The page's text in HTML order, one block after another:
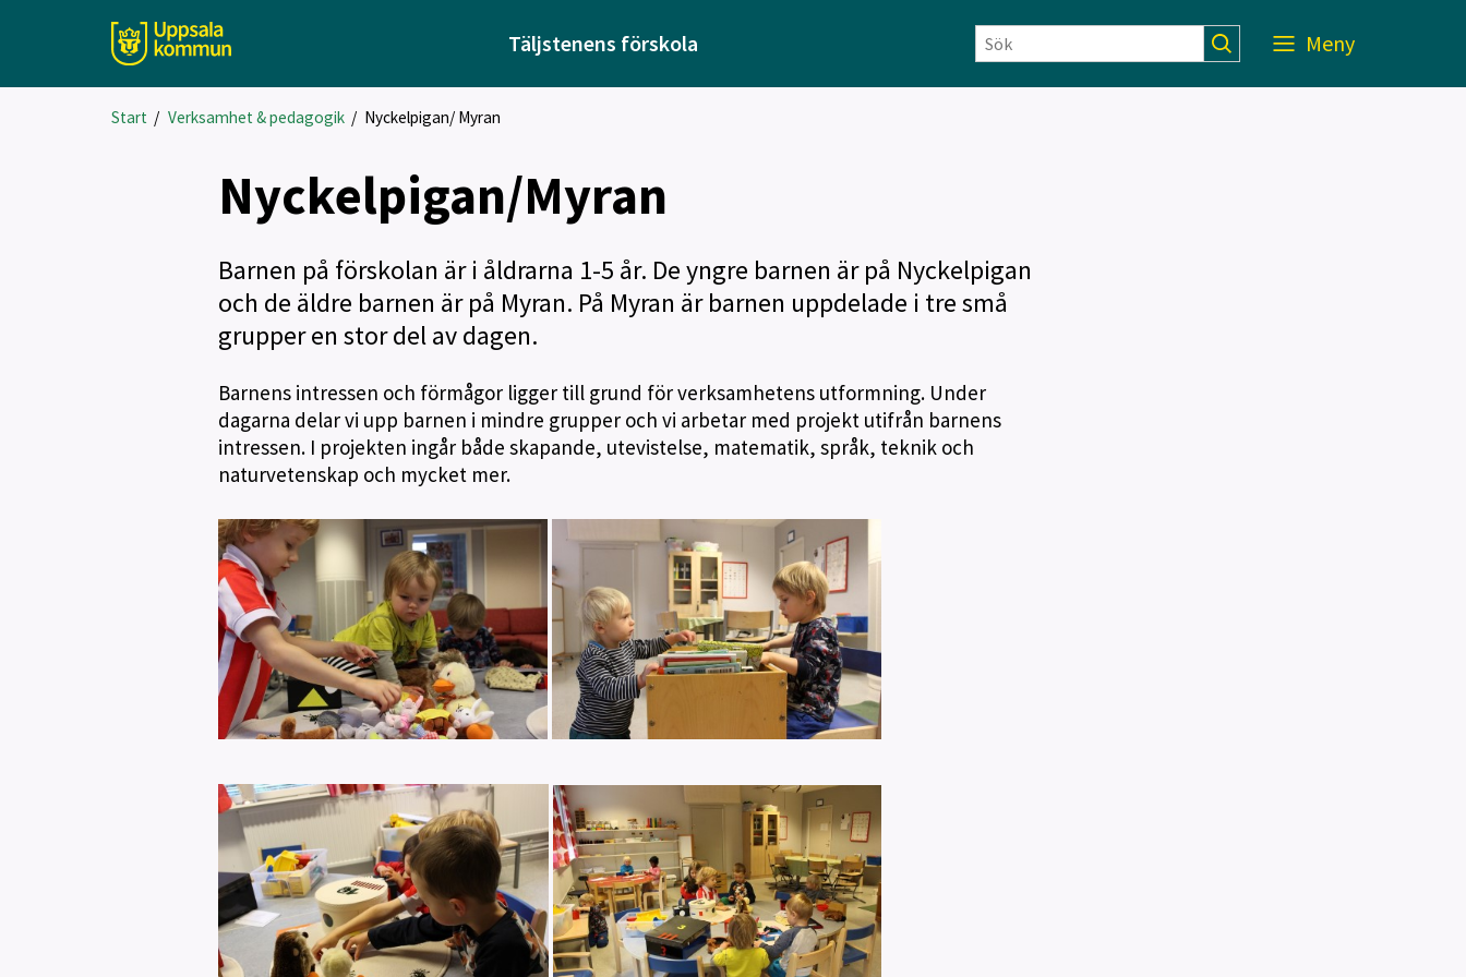
Täljstenens förskola Meny
Start / Verksamhet & pedagogik/ Nyckelpigan/ Myran
Nyckelpigan/Myran
Barnen på förskolan är i åldrarna 1-5 år. De yngre barnen är på Nyckelpigan
och de äldre barnen är på Myran. På Myran är barnen uppdelade i tre små
grupper en stor del av dagen.
Barnens intressen och förmågor ligger till grund för verksamhetens utformning. Under
dagarna delar vi upp barnen i mindre grupper och vi arbetar med projekt utifrån barnens
intressen. I projekten ingår både skapande, utevistelse, matematik, språk, teknik och
naturvetenskap och mycket mer.